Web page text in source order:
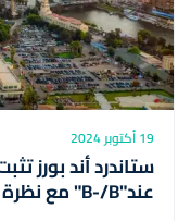
19 أكتوبر 2024
ستاندرد أند بورز
عند"B-/B" مع نظرة مستقبلية ايجابية